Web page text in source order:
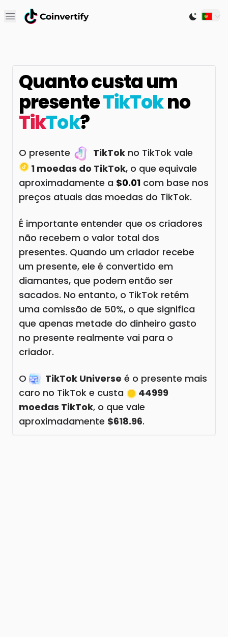
Open main menu Switch
Quanto custa um
presenteTikTokno
TikTok?
O presente TikTok no TikTok vale
1 moedas do TikTok, o que equivale
aproximadamente a $0.01 com base nos
preços atuais das moedas do TikTok.
É importante entender que os criadores
não recebem o valor total dos
presentes. Quando um criador recebe
um presente, ele é convertido em
diamantes, que podem então ser
sacados. No entanto, o TikTok retém
uma comissão de 50%, o que significa
que apenas metade do dinheiro gasto
no presente realmente vai para o
criador.
O TikTok Universe é o presente mais
caro no TikTok e custa
44999
moedas TikTok, o que vale
aproximadamente $618.96.